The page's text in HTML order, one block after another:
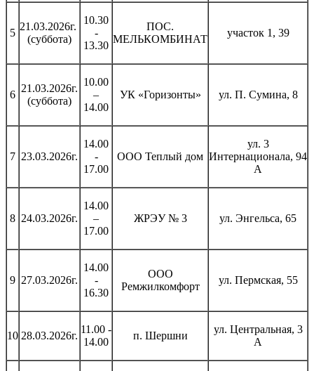
5
21.03.2026г.
(суббота)
10.30
-
13.30
ПОС.
МЕЛЬКОМБИНАТ
участок 1, 39
6
21.03.2026г.
(суббота)
10.00
–
14.00
УК «Горизонты» ул. П. Сумина, 8
7 23.03.2026г.
14.00
-
17.00
ООО Теплый дом
ул. 3
Интернационала, 94
А
8 24.03.2026г.
14.00
–
17.00
ЖРЭУ № 3 ул. Энгельса, 65
9 27.03.2026г.
14.00
-
16.30
ООО
Ремжилкомфорт
ул. Пермская, 55
10 28.03.2026г.
11.00 -
14.00
п. Шершни
ул. Центральная, 3
А